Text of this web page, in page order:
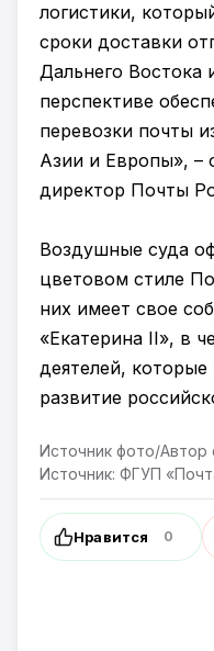
логистики,
сроки доставки
Дальнего Востока
перспективе
перевозки почты
Азии и Европы», –
директор Почты
Воздушные суда
цветовом стиле
них имеет свое
«Екатерина II», в
деятелей,
развитие
Источник фото/
Источник: ФГУП
Нравится 0